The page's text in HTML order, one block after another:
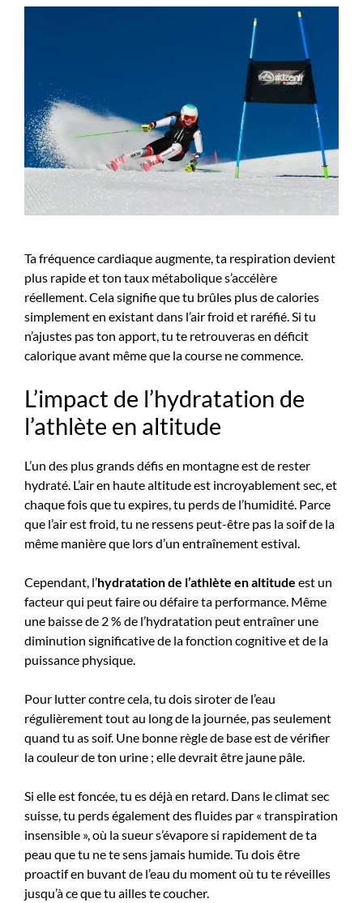
Ta fréquence cardiaque augmente, ta respiration devient
plus rapide et ton taux métabolique s’accélère
réellement. Cela signifie que tu brûles plus de calories
simplement en existant dans l’air froid et raréfié. Si tu
n’ajustes pas ton apport, tu te retrouveras en déficit
calorique avant même que la course ne commence.
L’impact de l’hydratation de
l’athlète en altitude
L’un des plus grands défis en montagne est de rester
hydraté. L’air en haute altitude est incroyablement sec, et
chaque fois que tu expires, tu perds de l’humidité. Parce
que l’air est froid, tu ne ressens peut-être pas la soif de la
même manière que lors d’un entraînement estival.
Cependant, l’hydratation de l’athlète en altitude est un
facteur qui peut faire ou défaire ta performance. Même
une baisse de 2 % de l’hydratation peut entraîner une
diminution significative de la fonction cognitive et de la
puissance physique.
Pour lutter contre cela, tu dois siroter de l’eau
régulièrement tout au long de la journée, pas seulement
quand tu as soif. Une bonne règle de base est de vérifier
la couleur de ton urine ; elle devrait être jaune pâle.
Si elle est foncée, tu es déjà en retard. Dans le climat sec
suisse, tu perds également des fluides par « transpiration
insensible », où la sueur s’évapore si rapidement de ta
peau que tu ne te sens jamais humide. Tu dois être
proactif en buvant de l’eau du moment où tu te réveilles
jusqu’à ce que tu ailles te coucher.